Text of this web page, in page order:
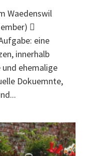
Waedenswil

eine
innerhalb
ehemalige
Dokuemnte,